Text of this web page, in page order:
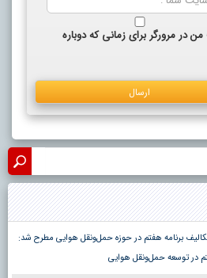
در مرورگر برای زمانی که دوباره
برنامه هفتم در حوزه حمل‌ونقل هوایی مطرح شد:
در توسعه حمل‌ونقل هوایی